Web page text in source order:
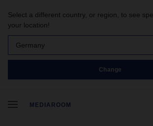
Select a different country, or region, to see
your location!
Germany
Change
MEDIAROOM